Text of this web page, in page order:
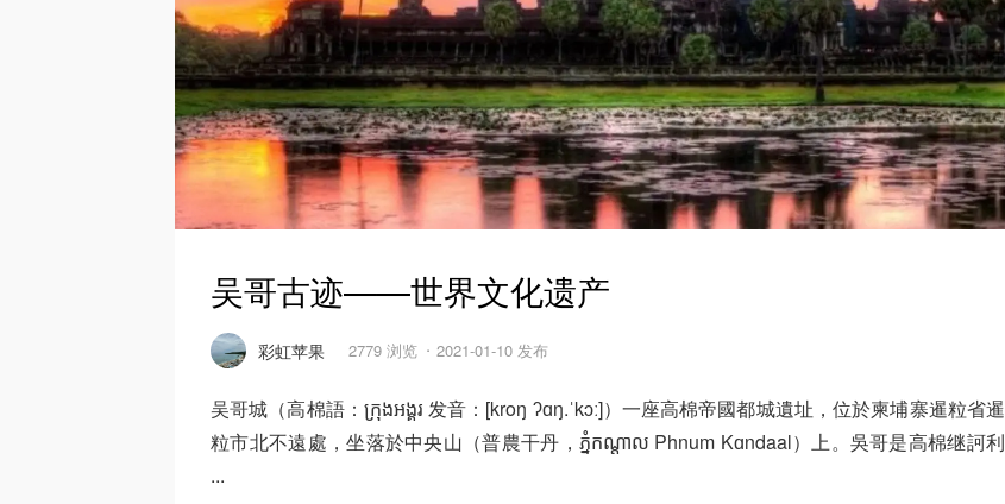
吴哥古迹——世界文化遗产
彩虹苹果 2779 浏览 2021-01-10 发布
吴哥城（高棉語：ក្រុងអង្គរ 发音：[kroŋ ʔɑŋ.ˈkɔː]）一座高棉帝國都城遺址，位於柬埔寨暹粒省暹
粒市北不遠處，坐落於中央山（普農干丹，ភ្នំ​កណ្ដាល Phnum Kɑndaal）上。吳哥是高棉继訶利
...